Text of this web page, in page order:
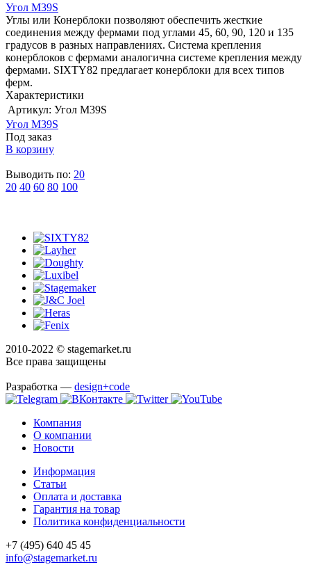
Угол M39S
Углы или Конерблоки позволяют обеспечить жесткие
соединения между фермами под углами 45, 60, 90, 120 и 135
градусов в разных направлениях. Система крепления
конерблоков с фермами аналогична системе крепления между
фермами. SIXTY82 предлагает конерблоки для всех типов
ферм.
Характеристики
Артикул: Угол M39S
Угол M39S
Под заказ
В корзину
Выводить по: 20
20 40 60 80 100
2010-2022 © stagemarket.ru
Все права защищены
Разработка — design+code
Компания
О компании
Новости
Информация
Статьи
Оплата и доставка
Гарантия на товар
Политика конфиденциальности
+7 (495) 640 45 45
info@stagemarket.ru